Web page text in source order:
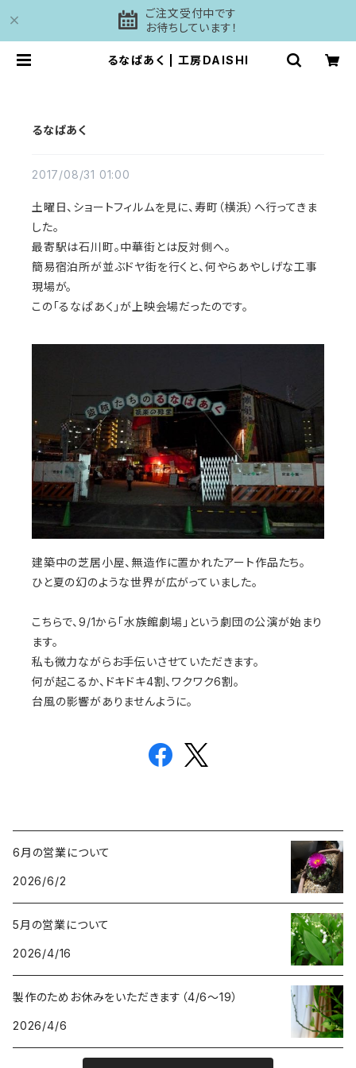
ご注文受付中です
お待ちしています！
るなぱあく | 工房DAISHI
るなぱあく
2017/08/31 01:00
土曜日、ショートフィルムを見に、寿町（横浜）へ行ってきま
した。
最寄駅は石川町。中華街とは反対側へ。
簡易宿泊所が並ぶドヤ街を行くと、何やらあやしげな工事
現場が。
この「るなぱあく」が上映会場だったのです。
建築中の芝居小屋、無造作に置かれたアート作品たち。
ひと夏の幻のような世界が広がっていました。
こちらで、9/1から「水族館劇場」という劇団の公演が始まり
ます。
私も微力ながらお手伝いさせていただきます。
何が起こるか、ドキドキ4割、ワクワク6割。
台風の影響がありませんように。
6月の営業について
2026/6/2
5月の営業について
2026/4/16
製作のためお休みをいただきます（4/6〜19）
2026/4/6